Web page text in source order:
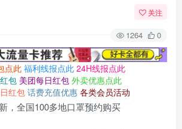
关注
1264 0
点此 福利线报点此 24H线报点此
包 美团每日红包 外卖优惠点此
红包 话费充值优惠 各类会员活动
，全国100多地口罩预约购买